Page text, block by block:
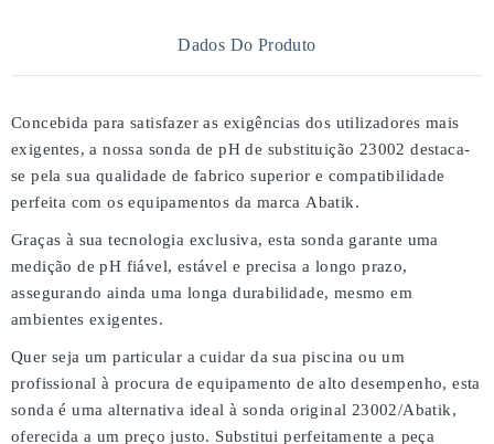
Dados Do Produto
Concebida para satisfazer as exigências dos utilizadores mais
exigentes, a nossa sonda de pH de substituição 23002 destaca-
se pela sua qualidade de fabrico superior e compatibilidade
perfeita com os equipamentos da marca Abatik.
Graças à sua tecnologia exclusiva, esta sonda garante uma
medição de pH fiável, estável e precisa a longo prazo,
assegurando ainda uma longa durabilidade, mesmo em
ambientes exigentes.
Quer seja um particular a cuidar da sua piscina ou um
profissional à procura de equipamento de alto desempenho, esta
sonda é uma alternativa ideal à sonda original 23002/Abatik,
oferecida a umpreço justo. Substitui perfeitamente a peça